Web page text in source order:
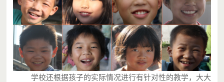
学校还根据孩子的实际情况进行有针对性的教学，大大